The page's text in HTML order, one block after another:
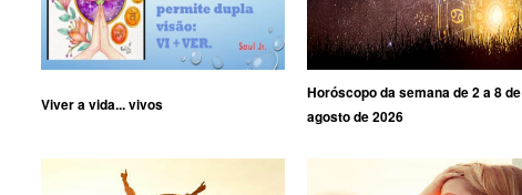
Viver a vida... vivos
Horóscopo da semana de 2 a 8 de
agosto de 2026